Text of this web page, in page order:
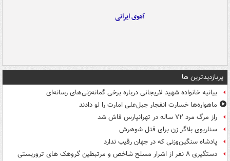
آهوی ایرانی
پربازدیدترین ها
بیانیه خانواده شهید لاریجانی درباره برخی گمانه‌زنی‌های رسانه‌ای
ماهواره‌ها خسارت انفجار جبل‌علی امارت را لو دادند
راز مرگ مرد ۷۲ ساله در تهرانپارس فاش شد
سناریوی بلاگر زن برای قتل شوهرش
پادشاه سنگین‌وزنی که در جهان رقیب ندارد
دستگیری ۸ نفر از اشرار مسلح شاخص و مرتبطین گروهک های تروریستی